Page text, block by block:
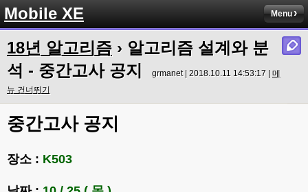
Mobile XE Menu
18년 알고리즘 › 알고리즘 설계와 분
석 - 중간고사 공지
grmanet | 2018.10.11 14:53:17 | 메
뉴 건너뛰기
중간고사 공지
장소 : K503